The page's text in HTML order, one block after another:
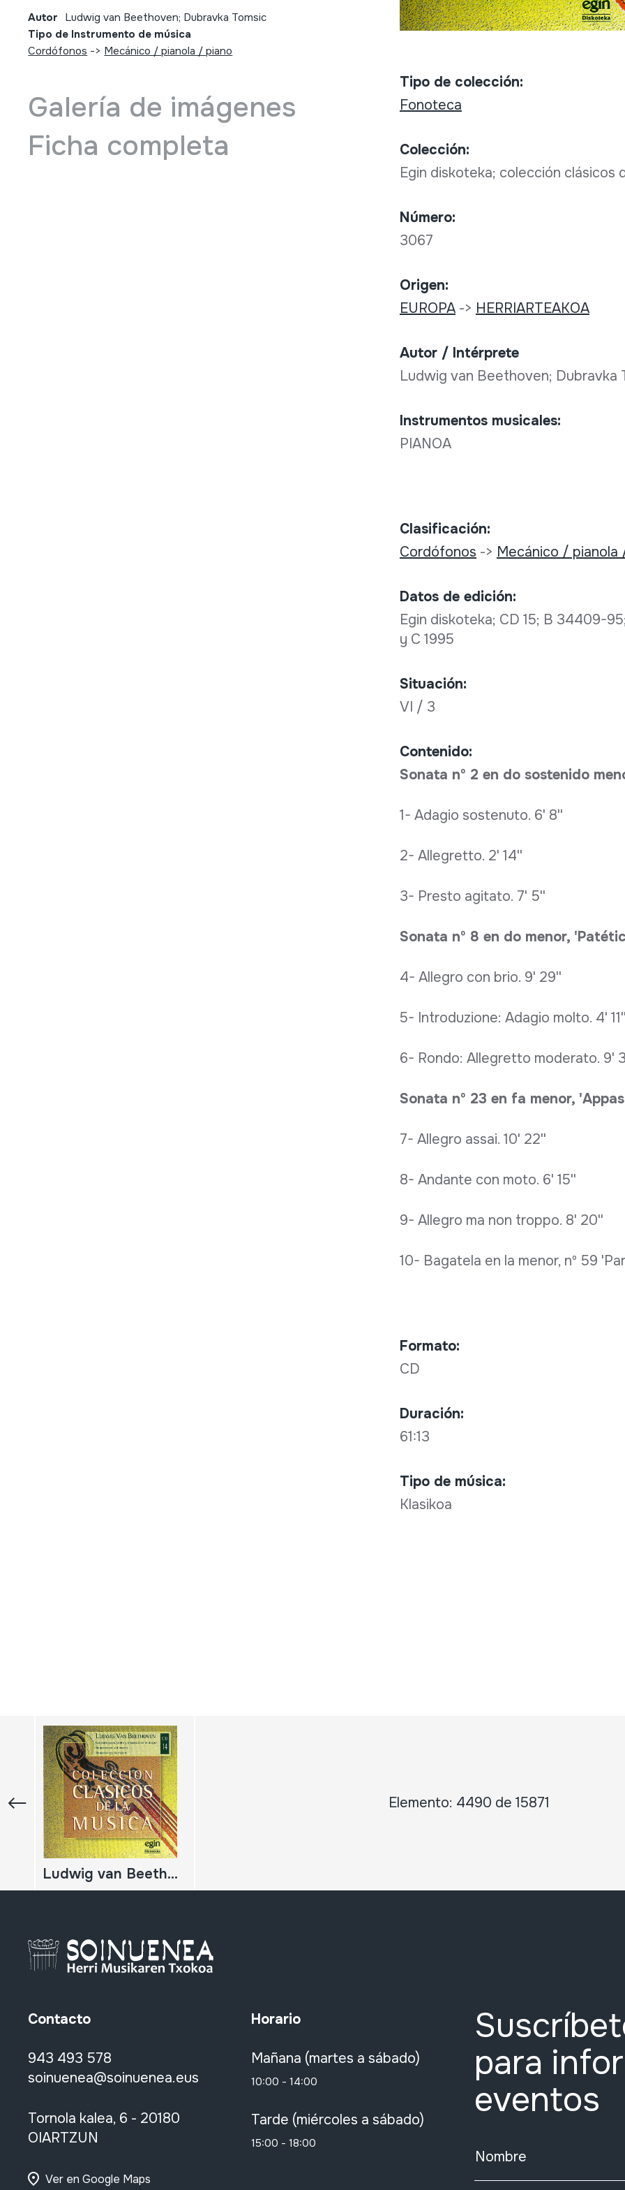
Autor Ludwig van Beethoven; Dubravka Tomsic
Tipo de Instrumento de música
Cordófonos -> Mecánico / pianola / piano
Galería de imágenes
Ficha completa
Tipo de colección:
Fonoteca
Colección:
Egin diskoteka; colección clásicos
Número:
3067
Origen:
EUROPA-> HERRIARTEAKOA
Autor / Intérprete
Ludwig van Beethoven; Dubravka
Instrumentos musicales:
PIANOA
Clasificación:
Cordófonos -> Mecánico / pianola
Datos de edición:
Egin diskoteka; CD 15; B 34409-
y C 1995
Situación:
VI / 3
Contenido:
Sonata nº 2 en do sostenido
1- Adagio sostenuto. 6' 8''
2- Allegretto. 2' 14''
3- Presto agitato. 7' 5''
Sonata nº 8 en do menor,
4- Allegro con brio. 9' 29''
5- Introduzione: Adagio molto. 4' 11''
6- Rondo: Allegretto moderato. 9'
Sonata nº 23 en fa menor,
7- Allegro assai. 10' 22''
8- Andante con moto. 6' 15''
9- Allegro ma non troppo. 8' 20''
10- Bagatela en la menor, nº 59
Formato:
CD
Duración:
61:13
Tipo de música:
Klasikoa
Elemento: 4490 de 15871
Ludwig van Beethoven; Concierto para violín y orquesta en re mayor; Romanza en sol mayor; Romanza en fa mayor
Contacto
943 493 578
soinuenea@soinuenea.eus
Tornola kalea, 6 - 20180
OIARTZUN
Ver en Google Maps
Horario
Mañana (martes a sábado)
10:00 - 14:00
Tarde (miércoles a sábado)
15:00 - 18:00
para
eventos
Nombre